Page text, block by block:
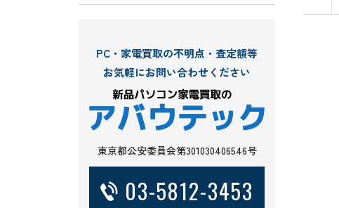
PC・家電買取の不明点・査定額等
お気軽にお問い合わせください
東京都公安委員会第301030406546号
03-5812-3453